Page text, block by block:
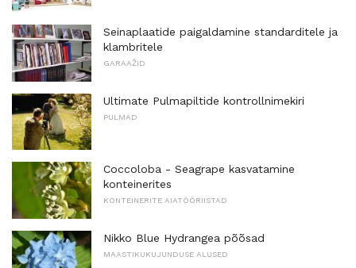
Seinaplaatide paigaldamine standarditele ja
klambritele
GARAAŽID
Ultimate Pulmapiltide kontrollnimekiri
PULMAD
Coccoloba - Seagrape kasvatamine
konteinerites
KONTEINERITE AIATÖÖRIISTAD
Nikko Blue Hydrangea põõsad
MAASTIKUKUJUNDUSE ALUSED